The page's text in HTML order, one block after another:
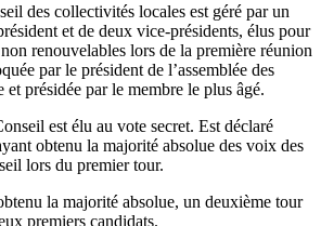
des collectivités locales est géré par un
et de deux vice-présidents, élus pour
renouvelables lors de la première réunion
par le président de l’assemblée des
et présidée par le membre le plus âgé.
est élu au vote secret. Est déclaré
obtenu la majorité absolue des voix des
lors du premier tour.
la majorité absolue, un deuxième tour
premiers candidats.